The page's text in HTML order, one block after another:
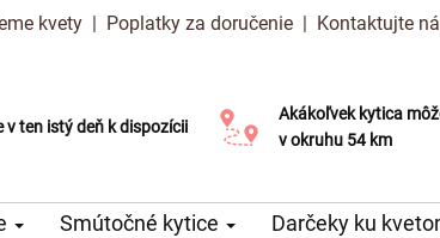
kvety | Poplatky za doručenie | Kontaktujte
v ten istý deň k dispozícii
doručenie od 99 CZK
dátum doručenia
Akákoľvek kytica
v okruhu 54 km
Služba Click & Collect
Smútočné kytice Darčeky ku